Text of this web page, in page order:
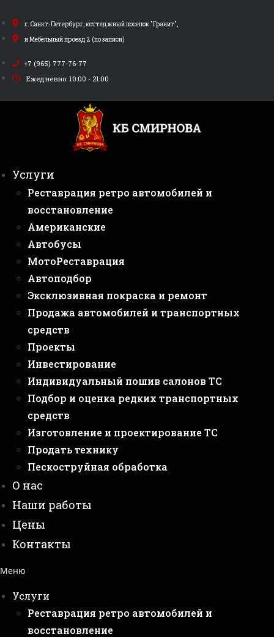
к
содержимому
г. Санкт-Петербург, коттеджный поселок "Гранит",
и Мебельный проезд 2 (по записи)
+7 (965) 777-76-77
Ежедневно: 10:00 - 21:00
Услуги
Реставрация ретро автомобилей и
восстановление
Американские
Автобусы
МотоРеставрация
Автоподбор
Эксклюзивная покраска и ремонт
Продажа автомобилей и транспортных
средств
Проекты
Инвестирование
Индивидуальный пошив салонов ТС
Подбор и оценка редких транспортных
средств
Изготовление и проектирование ТС
Продать технику
Пескоструйная обработка
О нас
Наши работы
Цены
Контакты
Меню
Услуги
Реставрация ретро автомобилей и
восстановление